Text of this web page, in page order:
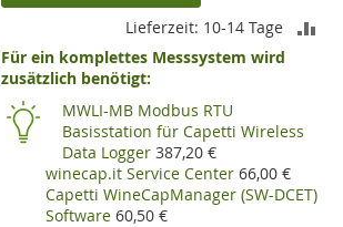
Lieferzeit: 10-14 Tage
Für ein komplettes Messsystem wird
zusätzlich benötigt:
MWLI-MB Modbus RTU
Basisstation für Capetti Wireless
Data Logger 387,20 €
winecap.it Service Center 66,00 €
Capetti WineCapManager (SW-DCET)
Software 60,50 €